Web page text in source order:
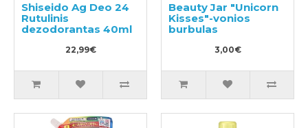
Shiseido Ag Deo 24
Rutulinis
dezodorantas 40ml
22,99€
Beauty Jar "Unicorn
Kisses"-vonios
burbulas
3,00€